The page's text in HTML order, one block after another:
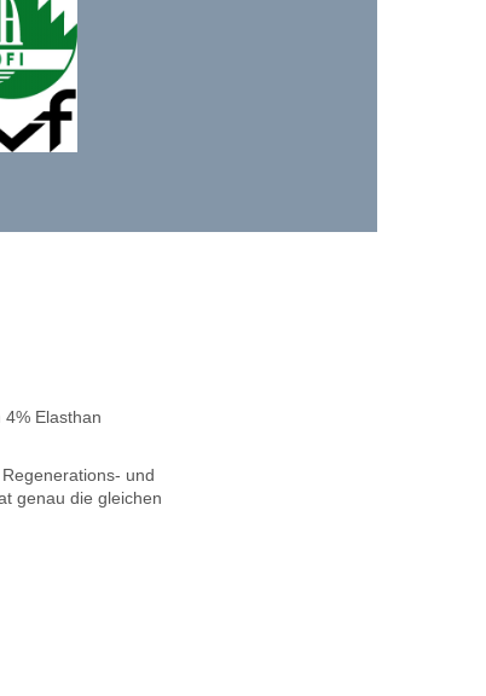
Elasthan
und
genau die gleichen